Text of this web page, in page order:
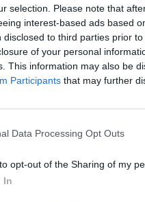
selection. Please note that
interest-based ads based
disclosed to third parties prior
of your personal
This information may also be
Participants that may further
Data Processing Opt Outs
opt-out of the Sharing of my
In
BÁV ZRt.